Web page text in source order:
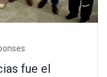
fue el